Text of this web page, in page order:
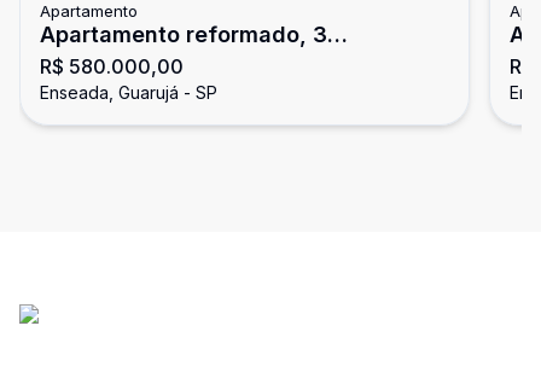
Apartamento
Apartamento reformado, 3
dormitórios, Enseada, Guarujá
R$ 580.000,00
Enseada, Guarujá - SP